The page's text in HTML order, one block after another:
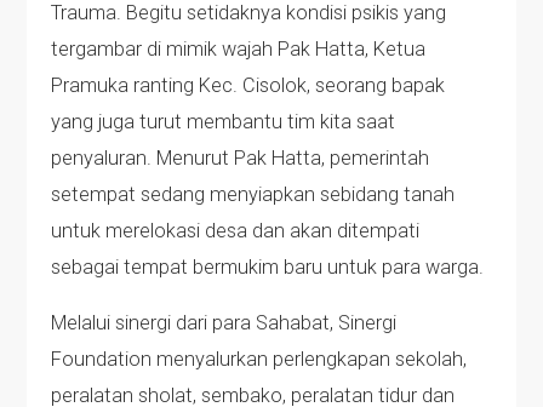
Trauma. Begitu setidaknya kondisi psikis yang
tergambar di mimik wajah Pak Hatta, Ketua
Pramuka ranting Kec. Cisolok, seorang bapak
yang juga turut membantu tim kita saat
penyaluran. Menurut Pak Hatta, pemerintah
setempat sedang menyiapkan sebidang tanah
untuk merelokasi desa dan akan ditempati
sebagai tempat bermukim baru untuk para warga.
Melalui sinergi dari para Sahabat, Sinergi
Foundation menyalurkan perlengkapan sekolah,
peralatan sholat, sembako, peralatan tidur dan